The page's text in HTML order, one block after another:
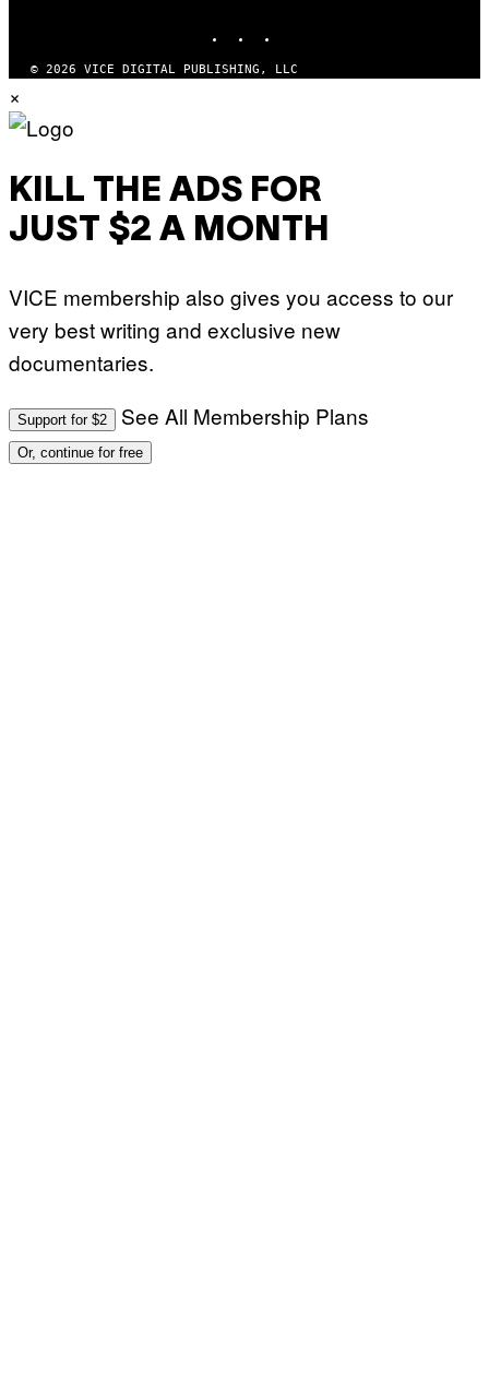
© 2026 VICE DIGITAL PUBLISHING, LLC
×
KILL THE ADS FOR
JUST $2 A MONTH
VICE membership also gives you access to our
very best writing and exclusive new
documentaries.
Support for $2 See All Membership Plans
Or, continue for free